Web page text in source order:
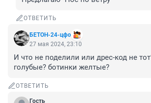
ОТВЕТИТЬ
БЕТОН-24-цфо
27 мая 2024, 23:10
И что не поделили или дрес-код не
голубые? ботинки желтые?
ОТВЕТИТЬ
Гость